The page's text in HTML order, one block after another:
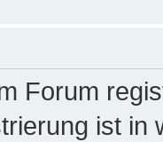
Forum
ist in